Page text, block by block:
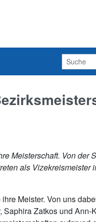
Meisterschaft. Von der
als Vizekreismeister
Meister. Von uns
Zatkos und Ann-